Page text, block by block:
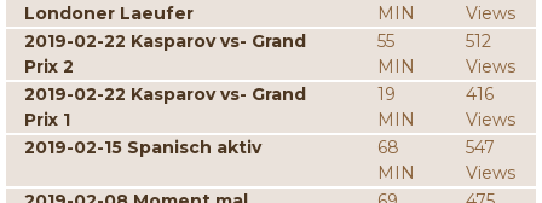
Londoner Laeufer
MIN
Views
2019-02-22 Kasparov vs- Grand
Prix 2
55
MIN
512
Views
2019-02-22 Kasparov vs- Grand
Prix 1
19
MIN
416
Views
2019-02-15 Spanisch aktiv
68
MIN
547
Views